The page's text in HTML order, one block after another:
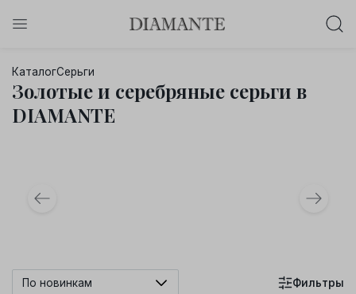
0
дней : 0 : 0 : 0
КаталогСерьги
Золотые и серебряные серьги в
DIAMANTE
По новинкам Фильтры